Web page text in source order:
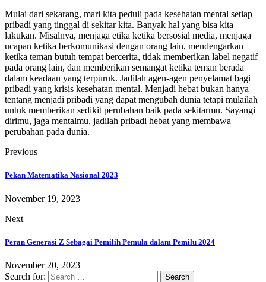
Mulai dari sekarang, mari kita peduli pada kesehatan mental setiap
pribadi yang tinggal di sekitar kita. Banyak hal yang bisa kita
lakukan. Misalnya, menjaga etika ketika bersosial media, menjaga
ucapan ketika berkomunikasi dengan orang lain, mendengarkan
ketika teman butuh tempat bercerita, tidak memberikan label negatif
pada orang lain, dan memberikan semangat ketika teman berada
dalam keadaan yang terpuruk. Jadilah agen-agen penyelamat bagi
pribadi yang krisis kesehatan mental. Menjadi hebat bukan hanya
tentang menjadi pribadi yang dapat mengubah dunia tetapi mulailah
untuk memberikan sedikit perubahan baik pada sekitarmu. Sayangi
dirimu, jaga mentalmu, jadilah pribadi hebat yang membawa
perubahan pada dunia.
Previous
Pekan Matematika Nasional 2023
November 19, 2023
Next
Peran Generasi Z Sebagai Pemilih Pemula dalam Pemilu 2024
November 20, 2023
Search for: